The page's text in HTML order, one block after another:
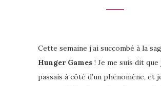
Cette semaine j’ai succombé à la
Hunger Games ! Je me suis dit que
passais à côté d’un phénomène, et